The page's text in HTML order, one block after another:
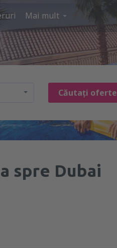
Mai mult
Căutați oferte
spre Dubai